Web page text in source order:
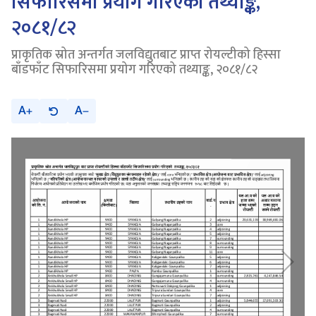
२०८१/८२
प्राकृतिक स्रोत अन्तर्गत जलविद्युतबाट प्राप्त रोयल्टीको हिस्सा
बाँडफाँट सिफारिसमा प्रयोग गरिएको तथ्याङ्क, २०८१/८२
A
A